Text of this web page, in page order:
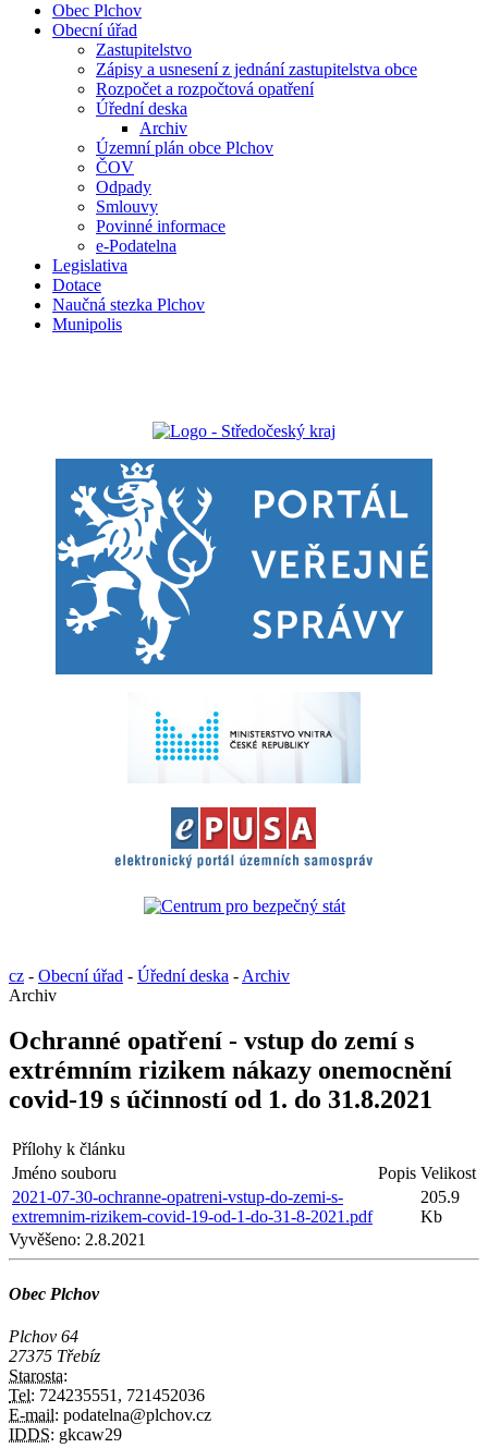
Obec Plchov
Obecní úřad
Zastupitelstvo
Zápisy a usnesení z jednání zastupitelstva obce
Rozpočet a rozpočtová opatření
Úřední deska
Archiv
Územní plán obce Plchov
ČOV
Odpady
Smlouvy
Povinné informace
e-Podatelna
Legislativa
Dotace
Naučná stezka Plchov
Munipolis
cz - Obecní úřad - Úřední deska - Archiv
Archiv
Ochranné opatření - vstup do zemí s
extrémním rizikem nákazy onemocnění
covid-19 s účinností od 1. do 31.8.2021
Přílohy k článku
Jméno souboru
Popis Velikost
2021-07-30-ochranne-opatreni-vstup-do-zemi-s-
extremnim-rizikem-covid-19-od-1-do-31-8-2021.pdf
205.9
Kb
Vyvěšeno: 2.8.2021
Obec Plchov
Plchov 64
27375 Třebíz
Starosta:
Tel: 724235551, 721452036
E-mail: podatelna@plchov.cz
IDDS: gkcaw29